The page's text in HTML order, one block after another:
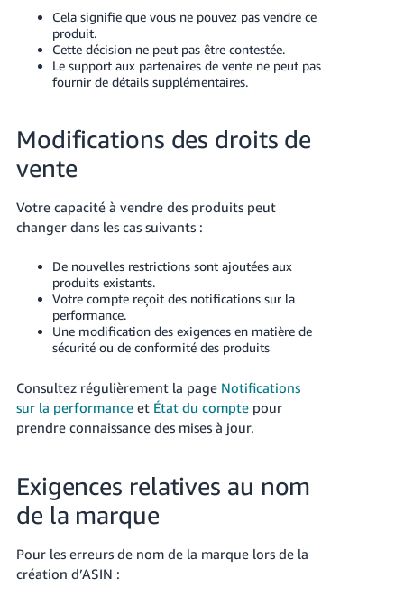
Cela signifie que vous ne pouvez pas vendre ce
produit.
Cette décision ne peut pas être contestée.
Le support aux partenaires de vente ne peut pas
fournir de détails supplémentaires.
Modifications des droits de
vente
Votre capacité à vendre des produits peut
changer dans les cas suivants :
De nouvelles restrictions sont ajoutées aux
produits existants.
Votre compte reçoit des notifications sur la
performance.
Une modification des exigences en matière de
sécurité ou de conformité des produits
Consultez régulièrement la page Notifications
sur la performanceet État du comptepour
prendre connaissance des mises à jour.
Exigences relatives au nom
de la marque
Pour les erreurs de nom de la marque lors de la
création d’ASIN :